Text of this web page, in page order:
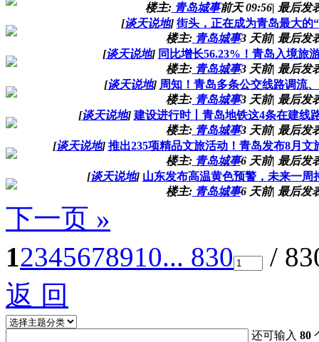
楼主: 青岛城事前天 09:56| 最后发
[谈天说地] 街头，正在成为青岛最大的
楼主: 青岛城事3 天前| 最后发
[谈天说地] 同比增长56.23%！青岛入境旅
楼主: 青岛城事3 天前| 最后发
[谈天说地] 周知！青岛多条公交线路调流
楼主: 青岛城事3 天前| 最后发
[谈天说地] 建设进行时丨青岛地铁这4条在建线
楼主: 青岛城事3 天前| 最后发
[谈天说地] 推出235项精品文旅活动！青岛发布8月文
楼主: 青岛城事6 天前| 最后发
[谈天说地] 山东发布高温黄色预警，未来一周
楼主: 青岛城事6 天前| 最后发
下一页 »
12345678910... 830
/
返 回
还可输入80